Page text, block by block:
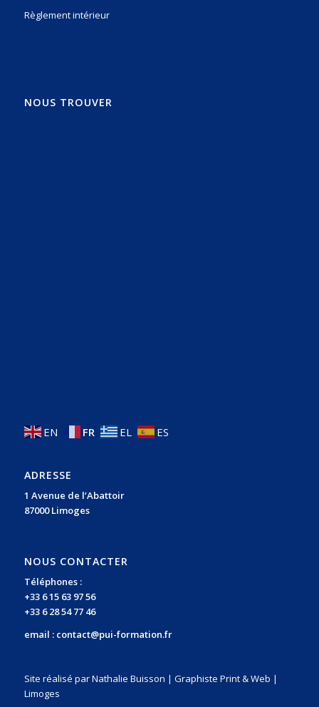
Règlement intérieur
NOUS TROUVER
EN FR EL ES
ADRESSE
1 Avenue de l’Abattoir
87000 Limoges
NOUS CONTACTER
Téléphones :
+33 6 15 63 97 56
+33 6 28 54 77 46
email : contact@pui-formation.fr
Site réalisé par Nathalie Buisson | Graphiste Print & Web |
Limoges